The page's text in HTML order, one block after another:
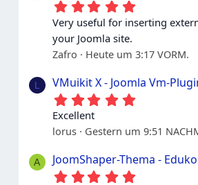
.
0
S
e
r
Very useful for inserting
your Joomla site.
Zafro
Heute um 3:17 VORM.
L VMuikit X - Joomla Vm-
0
t
e
Excellent
lorus
Gestern um 9:51
A JoomShaper-Thema -